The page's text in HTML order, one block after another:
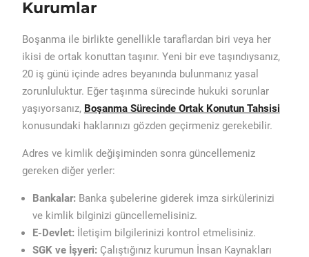
Kurumlar
Boşanma ile birlikte genellikle taraflardan biri veya her
ikisi de ortak konuttan taşınır. Yeni bir eve taşındıysanız,
20 iş günü içinde adres beyanında bulunmanız yasal
zorunluluktur. Eğer taşınma sürecinde hukuki sorunlar
yaşıyorsanız, Boşanma Sürecinde Ortak Konutun Tahsisi
konusundaki haklarınızı gözden geçirmeniz gerekebilir.
Adres ve kimlik değişiminden sonra güncellemeniz
gereken diğer yerler:
Bankalar: Banka şubelerine giderek imza sirkülerinizi
ve kimlik bilginizi güncellemelisiniz.
E-Devlet: İletişim bilgilerinizi kontrol etmelisiniz.
SGK ve İşyeri: Çalıştığınız kurumun İnsan Kaynakları